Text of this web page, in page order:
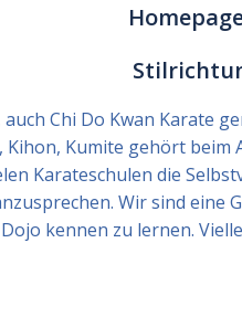
auch Chi Do Kwan Karate
Kihon, Kumite gehört
Karateschulen die
Wir sind
kennen zu lernen.